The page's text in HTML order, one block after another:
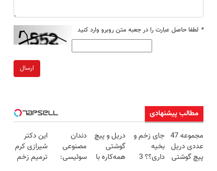
* لطفا حاصل عبارت را در جعبه متن روبرو وارد کنید
ارسال
مطالب پیشنهادی
مجموعه 47
عددی دریل
پیچ گوشتی
جای زخم و
بخیه
داری؟؟ 3
دریل و پیچ
گوشتی
همه‌کاره با
دندان
مصنوعی
سوئیسی:
این دکتر
شیرازی کرم
ترمیم زخم